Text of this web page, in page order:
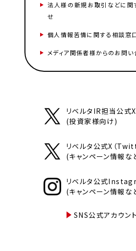
法人様の新規お取引などに関
せ
個人情報苦情に関する相談窓
メディア関係者様からのお問い
リベルタIR担当公式
(投資家様向け)
リベルタ公式X（
(キャンペーン情報な
リベルタ公式
(キャンペーン情報な
SNS公式アカウン